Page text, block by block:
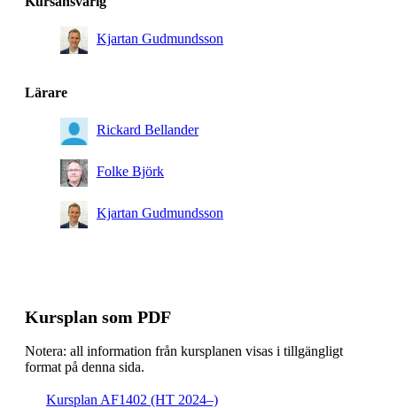
Kjartan Gudmundsson
Lärare
Rickard Bellander
Folke Björk
Kjartan Gudmundsson
Kursplan som PDF
Notera: all information från kursplanen visas i tillgängligt
format på denna sida.
Kursplan AF1402 (HT 2024–)